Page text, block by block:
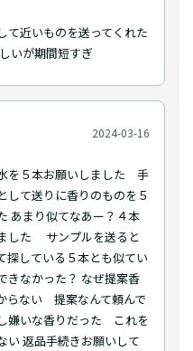
て近いものを送ってくれた
いが期間短すぎ
2024-03-16
を５本お願いしました 手
して送りに香りのものを５
あまり似てなあー？４本
した サンプルを送ると
探している５本とも似てい
きなかった？ なぜ提案香
らない 提案なんて頼んで
嫌いな香りだった これを
い 返品手続きお願いして